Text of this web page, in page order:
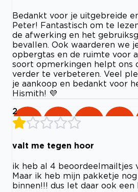
Bedankt voor je uitgebreide
Peter! Fantastisch om te
de afwerking en het
bevallen. Ook waarderen we
opbergtas en de ruimte voor
soort opmerkingen helpt ons
verder te verbeteren. Veel
je aankoop en bedankt voor
Hismith! 💜
2
valt me tegen hoor
ik heb al 4 beoordeelmailtjes
Maar ik heb mijn pakketje
binnen!!! dus let daar ook